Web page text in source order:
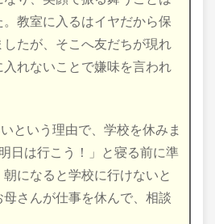
教室に入るはイヤだから保
たが、そこへ友だちが現れ
れないことで嫌味を言われ
という理由で、学校を休みま
日は行こう！」と寝る前に準
になると学校に行けないと
さんが仕事を休んで、相談